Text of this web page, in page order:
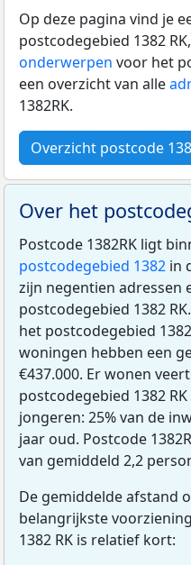
Op deze pagina vind je
postcodegebied 1382
onderwerpen voor het
een overzicht van alle
1382RK.
Overzicht postcode
Over het
Postcode 1382RK ligt
postcodegebied 1382 in
zijn negentien adressen
postcodegebied 1382
het postcodegebied
woningen hebben een
€437.000. Er wonen
postcodegebied 1382
jongeren: 25% van de
jaar oud. Postcode
van gemiddeld 2,2
De gemiddelde afstand
belangrijkste
1382 RK is relatief kort: